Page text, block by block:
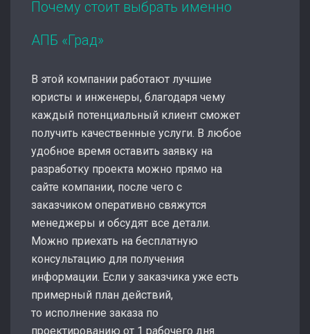
Почему стоит выбрать именно
АПБ «Град»
В этой компании работают лучшие
юристы и инженеры, благодаря чему
каждый потенциальный клиент сможет
получить качественные услуги. В любое
удобное время оставить заявку на
разработку проекта можно прямо на
сайте компании, после чего с
заказчиком оперативно свяжутся
менеджеры и обсудят все детали.
Можно приехать на бесплатную
консультацию для получения
информации. Если у заказчика уже есть
примерный план действий,
то исполнение заказа по
проектированию от 1 рабочего дня.